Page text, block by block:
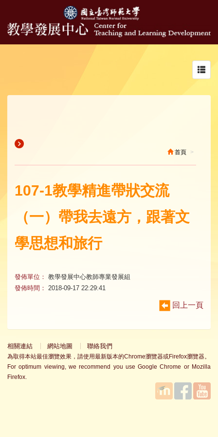
首頁
107-1教學精進帶狀交流
（一）帶我去遠方，跟著文
學思想和旅行
發佈單位： 教學發展中心教師專業發展組
發佈時間：
2018-09-17 22:29:41
回上一頁
相關連結 網站地圖 聯絡我們
為取得本站最佳瀏覽效果，請使用最新版本的Chrome瀏覽器或Firefox瀏覽器。
For optimum viewing, we recommend you use Google Chrome or Mozilla
Firefox.